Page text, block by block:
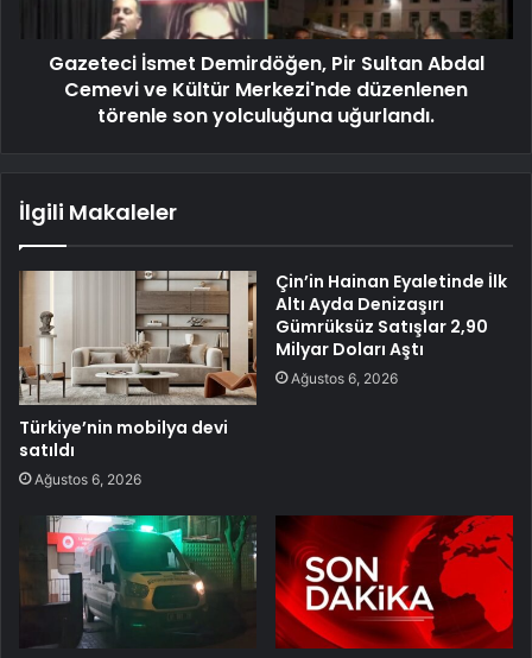
Gazeteci İsmet Demirdöğen, Pir Sultan Abdal
Cemevi ve Kültür Merkezi'nde düzenlenen
törenle son yolculuğuna uğurlandı.
İlgili Makaleler
Türkiye’nin mobilya devi
satıldı
Ağustos 6, 2026
Çin’in Hainan Eyaletinde İlk
Altı Ayda Denizaşırı
Gümrüksüz Satışlar 2,90
Milyar Doları Aştı
Ağustos 6, 2026